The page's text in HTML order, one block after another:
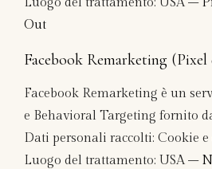
Out
Facebook Remarketing (Pixel
Facebook Remarketing è un
e Behavioral Targeting fornito
Dati personali raccolti: Cookie
Luogo del trattamento: USA –